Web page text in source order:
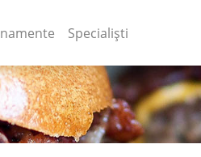
Specialiști